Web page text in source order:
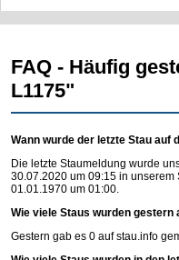
FAQ - Häufig
L1175"
Wann wurde der letzte Stau auf
Die letzte Staumeldung wurde
30.07.2020 um 09:15 in unserem
01.01.1970 um 01:00.
Wie viele Staus wurden gestern
Gestern gab es 0 aufstau.info